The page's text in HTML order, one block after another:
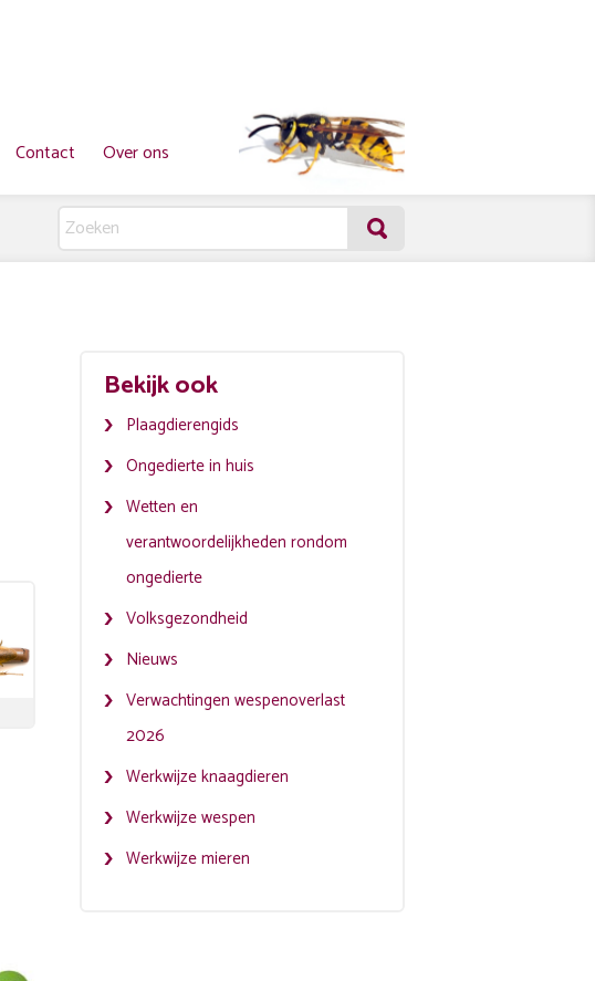
Contact Over ons
Bekijk ook
Plaagdierengids
Ongedierte in huis
Wetten en
verantwoordelijkheden rondom
ongedierte
Volksgezondheid
Nieuws
Verwachtingen wespenoverlast
2026
Werkwijze knaagdieren
Werkwijze wespen
Werkwijze mieren